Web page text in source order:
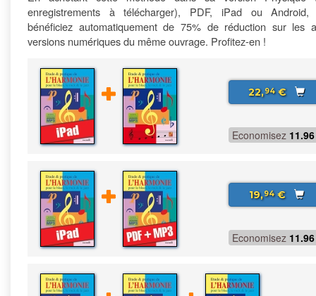
enregistrements à télécharger), PDF, iPad ou Android,
bénéficiez automatiquement de 75% de réduction sur les
versions numériques du même ouvrage. Profitez-en !
22,94€
Economisez 11.96
19,94€
Economisez 11.96